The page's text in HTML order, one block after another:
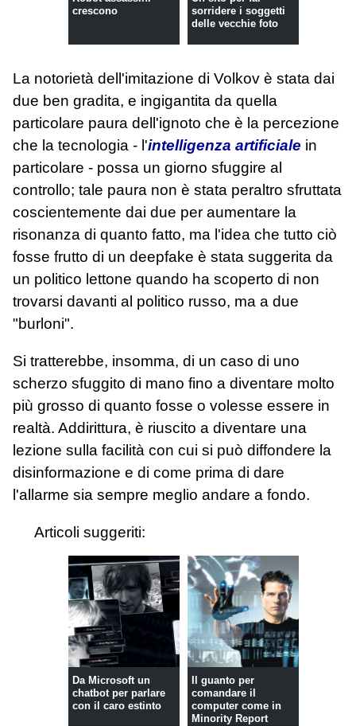
crescono
sorridere i soggetti
delle vecchie foto
La notorietà dell'imitazione di Volkov è stata dai
due ben gradita, e ingigantita da quella
particolare paura dell'ignoto che è la percezione
che la tecnologia - l'intelligenza artificiale in
particolare - possa un giorno sfuggire al
controllo; tale paura non è stata peraltro sfruttata
coscientemente dai due per aumentare la
risonanza di quanto fatto, ma l'idea che tutto ciò
fosse frutto di un deepfake è stata suggerita da
un politico lettone quando ha scoperto di non
trovarsi davanti al politico russo, ma a due
"burloni".
Si tratterebbe, insomma, di un caso di uno
scherzo sfuggito di mano fino a diventare molto
più grosso di quanto fosse o volesse essere in
realtà. Addirittura, è riuscito a diventare una
lezione sulla facilità con cui si può diffondere la
disinformazione e di come prima di dare
l'allarme sia sempre meglio andare a fondo.
Articoli suggeriti:
Da Microsoft un
chatbot per parlare
con il caro estinto
Il guanto per
comandare il
computer come in
Minority Report